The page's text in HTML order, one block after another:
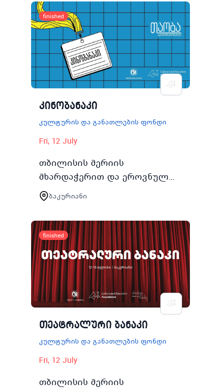
finished
კინობანაკი
კულტურის და განათლების ფონდი
Fri, 12 July
თბილისის მერიის
მხარდაჭერით და ეროვნულ
სასახლესთან
თანამშრომლობით 2024 წლის
1218 ივლისს თბილისის
მაცხოვრებელი 1520 წლის
ახალგაზრდებისთვის
კულტურის და…
ბაკურიანი
finished
თეატრალური ბანაკი
კულტურის და განათლების ფონდი
Fri, 12 July
თბილისის მერიის